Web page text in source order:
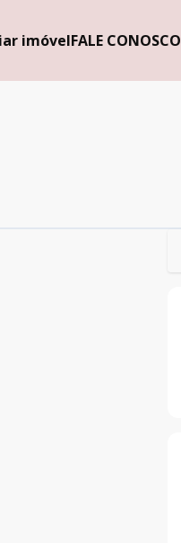
imóvelFALE CONOSCO